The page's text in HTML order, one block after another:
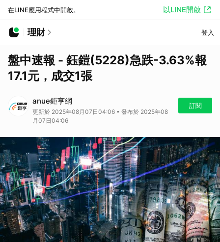
在LINE應用程式中開啟。 以LINE開啟
理財 登入
盤中速報 - 鈺鎧(5228)急跌-3.63%報
17.1元，成交1張
anue鉅亨網
更新於 2025年08月07日04:06 • 發布於 2025年08
月07日04:06
訂閱